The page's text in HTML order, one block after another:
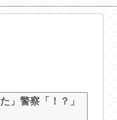
町の弁当屋「申し訳ない
」警察「！？」